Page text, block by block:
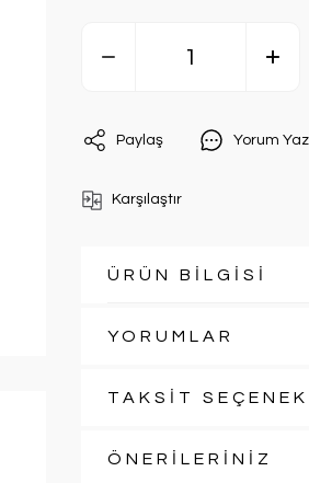
Paylaş Yorum Yaz
Karşılaştır
ÜRÜN BİLGİSİ
YORUMLAR
TAKSİT
ÖNERİLERİNİZ